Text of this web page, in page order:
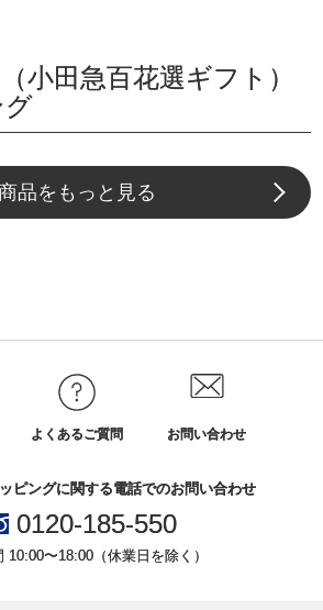
小田急百花選ギフト）
グ
品をもっと見る
よくあるご質問 お問い合わせ
ピングに関する電話でのお問い合わせ
0120-185-550
10:00〜18:00（休業日を除く）